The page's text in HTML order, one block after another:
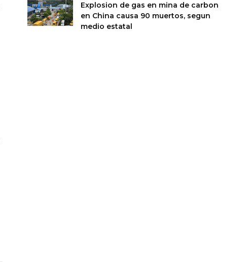
Explosion de gas en mina de carbon
en China causa 90 muertos, segun
medio estatal